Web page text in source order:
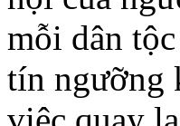
mỗi dân
tín ngưỡng